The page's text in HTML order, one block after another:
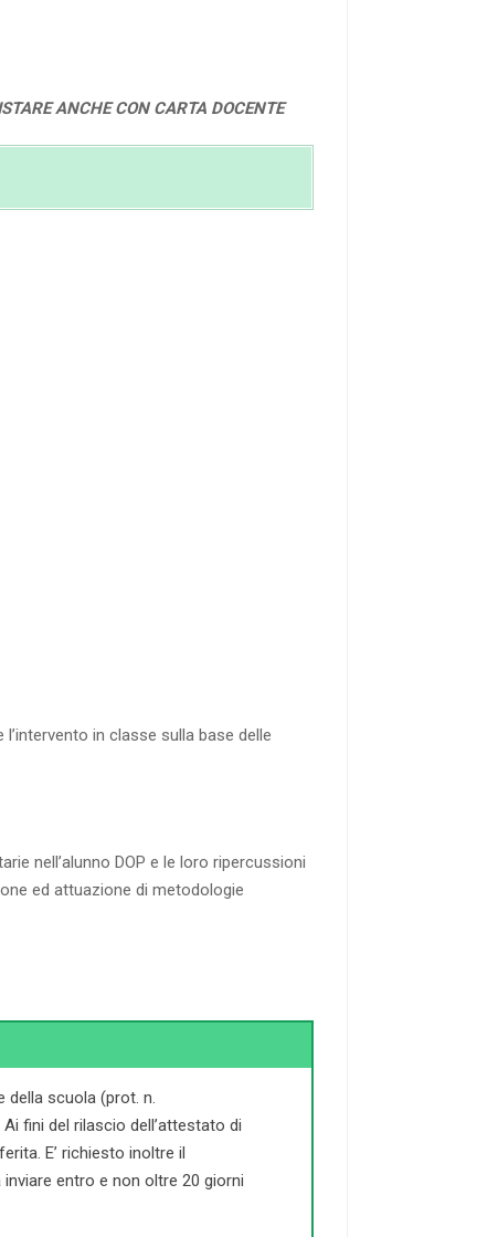
ANCHE CON CARTA DOCENTE
in classe sulla base delle
nell’alunno DOP e le loro ripercussioni
ed attuazione di metodologie
della scuola (prot. n.
fini del rilascio dell’attestato di
E’ richiesto inoltre il
entro e non oltre 20 giorni